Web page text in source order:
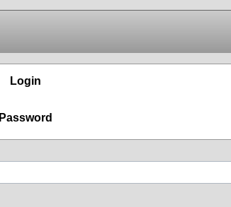
Login
Password